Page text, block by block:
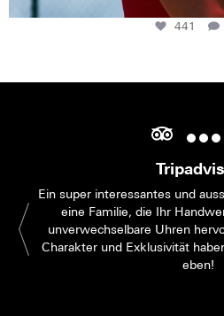
441
Ein super interessantes und
eine Familie, die Ihr
unverwechselbare Uhren
Charakter und Exklusivität
eben!